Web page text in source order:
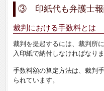
③ 印紙代も弁護士報
裁判における手数料とは
裁判を提起するには、裁判所
入印紙で納付しなければなりま
手数料額の算定方法は、裁判
られています。